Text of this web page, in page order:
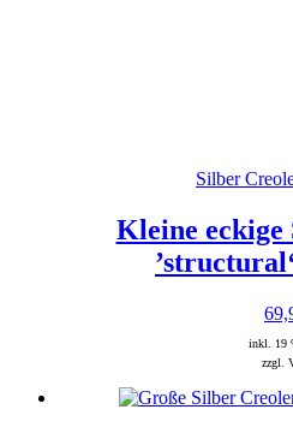
Silber
Kleine eckige
inkl. 19
zzgl.